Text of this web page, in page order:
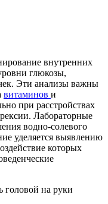
внутренних
глюкозы,
Эти анализы важны
витаминов и
при расстройствах
Лабораторные
водно-солевого
уделяется выявлению
которых